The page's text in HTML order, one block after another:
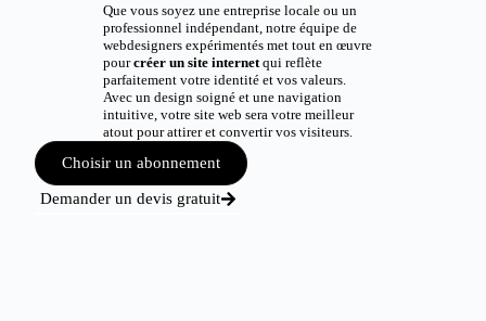
Que vous soyez une entreprise locale ou un
professionnel indépendant, notre équipe de
webdesigners expérimentés met tout en œuvre
pourcréer un site internetqui reflète
parfaitement votre identité et vos valeurs.
Avec un design soigné et une navigation
intuitive, votre site web sera votre meilleur
atout pour attirer et convertir vos visiteurs.
Choisir un abonnement
Demander un devis gratuit